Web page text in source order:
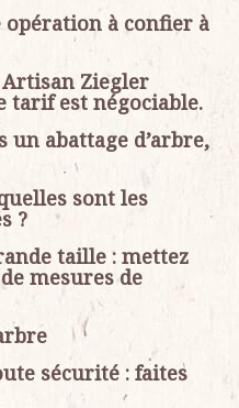
opération à confier à
Artisan Ziegler
tarif est négociable.
abattage d’arbre,
sont les
?
taille : mettez
mesures de
sécurité : faites